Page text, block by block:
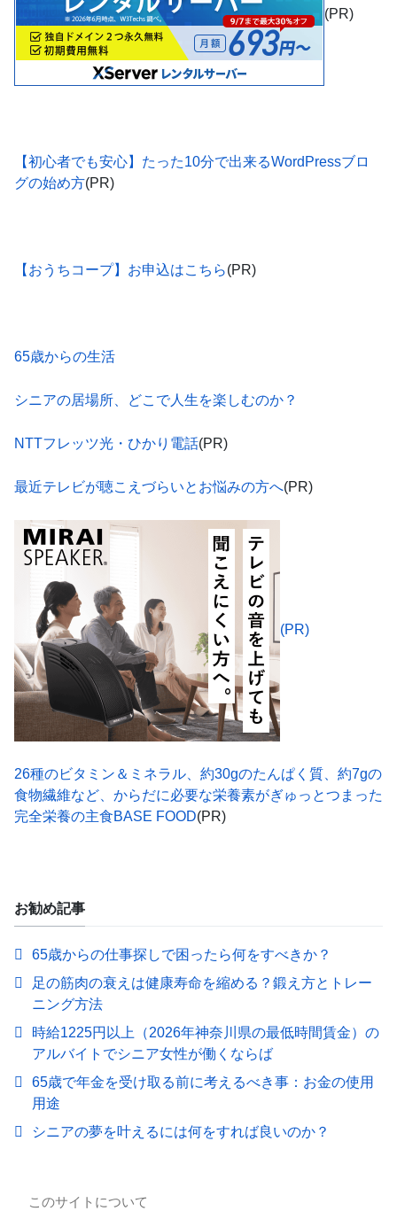
(PR)
【初心者でも安心】たった10分で出来るWordPressブロ
グの始め方(PR)
【おうちコープ】お申込はこちら(PR)
65歳からの生活
シニアの居場所、どこで人生を楽しむのか？
NTTフレッツ光・ひかり電話(PR)
最近テレビが聴こえづらいとお悩みの方へ(PR)
(PR)
26種のビタミン＆ミネラル、約30gのたんぱく質、約7gの
食物繊維など、からだに必要な栄養素がぎゅっとつまった
完全栄養の主食BASE FOOD(PR)
お勧め記事
65歳からの仕事探しで困ったら何をすべきか？
足の筋肉の衰えは健康寿命を縮める？鍛え方とトレー
ニング方法
時給1225円以上（2026年神奈川県の最低時間賃金）の
アルバイトでシニア女性が働くならば
65歳で年金を受け取る前に考えるべき事：お金の使用
用途
シニアの夢を叶えるには何をすれば良いのか？
このサイトについて